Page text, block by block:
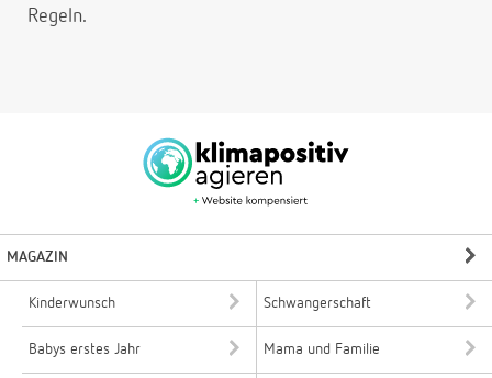
Regeln.
MAGAZIN
Kinderwunsch Schwangerschaft
Babys erstes Jahr Mama und Familie